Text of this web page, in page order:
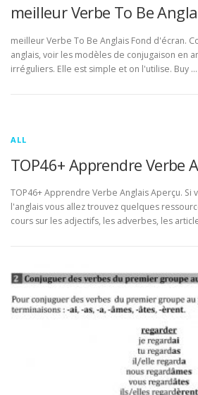
meilleur Verbe To Be
meilleur Verbe To Be Anglais Fond d'écran.
anglais, voir les modèles de conjugaison en
irréguliers. Elle est simple et on l'utilise. Buy …
ALL
TOP46+ Apprendre Verbe
TOP46+ Apprendre Verbe Anglais Aperçu.
l'anglais vous allez trouvez quelques
cours sur les adjectifs, les adverbes, les